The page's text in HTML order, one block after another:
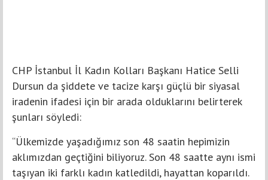
CHP İstanbul İl Kadın Kolları Başkanı Hatice Selli
Dursun da şiddete ve tacize karşı güçlü bir siyasal
iradenin ifadesi için bir arada olduklarını belirterek
şunları söyledi:
“Ülkemizde yaşadığımız son 48 saatin hepimizin
aklımızdan geçtiğini biliyoruz. Son 48 saatte aynı ismi
taşıyan iki farklı kadın katledildi, hayattan koparıldı.